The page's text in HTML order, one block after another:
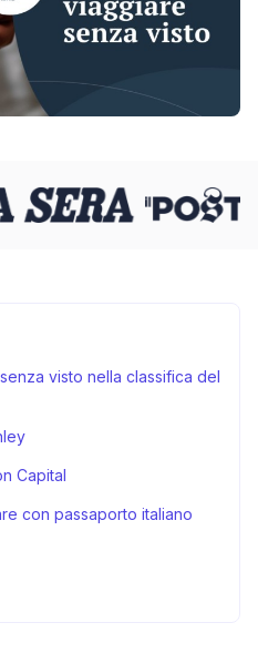
visto nella classifica del
Capital
con passaporto italiano